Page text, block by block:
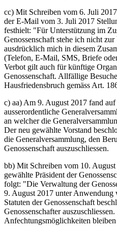
cc) Mit Schreiben vom 6. Juli
der E-Mail vom 3. Juli 2017
festhielt: "Für Unterstützung im
Genossenschaft stehe ich nicht
ausdrücklich mich in diesem
(Telefon, E-Mail, SMS, Briefe
Verbot gilt auch für künftige
Genossenschaft. Allfällige
Hausfriedensbruch gemäss Art.
c) aa) Am 9. August 2017 fand
ausserordentliche
an welcher die
Der neu gewählte Vorstand
die Generalversammlung, den
Genossenschaft auszuschliessen.
bb) Mit Schreiben vom 10.
gewählte Präsident der
folgt: "Die Verwaltung der
9. August 2017 unter
Statuten der Genossenschaft
Genossenschafter
Anfechtungsmöglichkeiten